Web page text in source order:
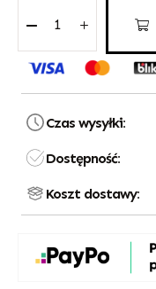
Czas wysyłki:
Dostępność:
Koszt dostawy: